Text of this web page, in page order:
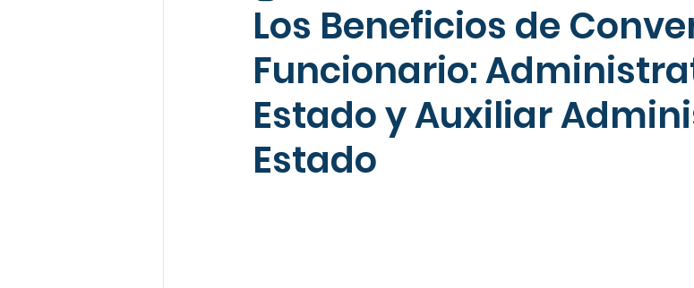
Los Beneficios de
Funcionario:
Estado y Auxiliar
Estado